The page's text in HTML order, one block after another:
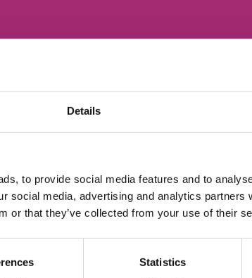
Details
to provide social media features and to
social media, advertising and analytics partners
or that they’ve collected from your use of their
Statistics
ЕЛЕКТРОННА ПОШТА